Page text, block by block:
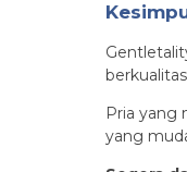
Pria yang
yang